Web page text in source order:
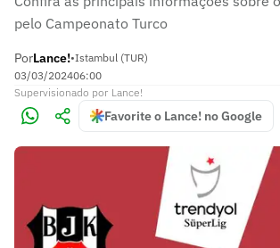
pelo Campeonato Turco
PorLance!•Istambul (TUR)
03/03/202406:00
Supervisionado por Lance!
Favorite o Lance! no Google